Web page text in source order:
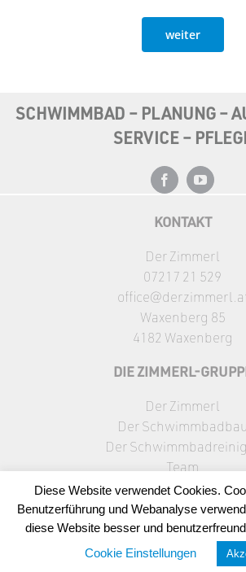
weiter
SCHWIMMBAD – PLANUNG –
SERVICE –
KONTAKT
Der Zimmerl
07217 21 529
Waxenberg 85
4182 Waxenberg
DIE ZIMMERL-
Der Zimmerl
Der Schwimmbadbau
Der
Team
Galerie
Kontakt
Impressum
Datenschutz
Diese Website verwendet Cookies.
Benutzerführung und Webanalyse
diese Website besser und
Cookie Einstellungen